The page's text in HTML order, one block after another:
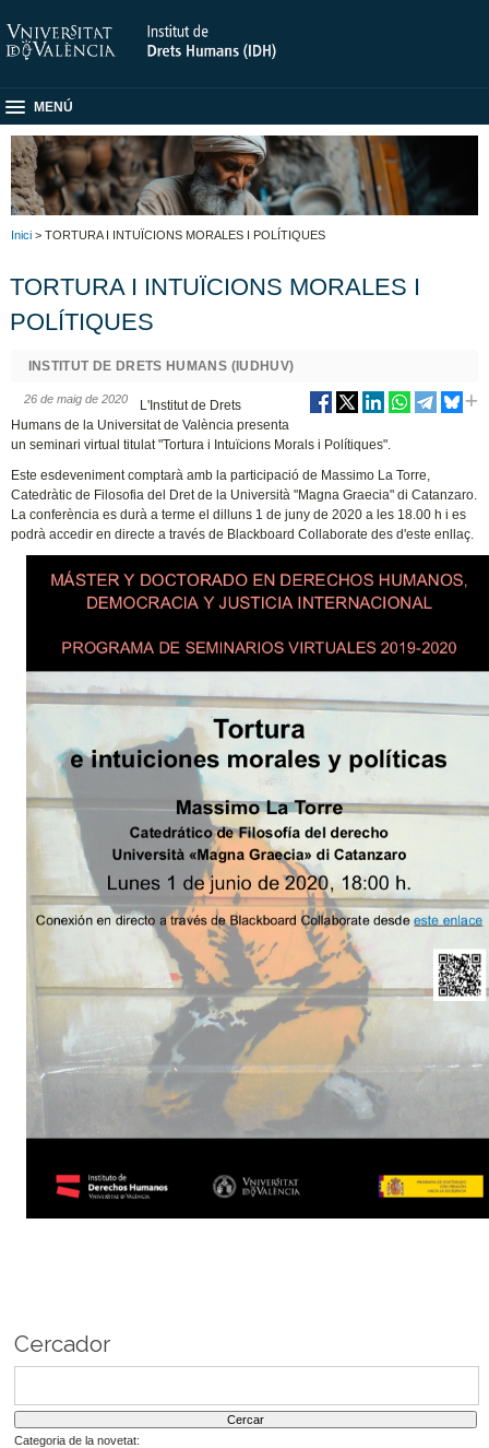
MENÚ
Inici > TORTURA I INTUÏCIONS MORALES I POLÍTIQUES
TORTURA I INTUÏCIONS MORALES I
POLÍTIQUES
INSTITUT DE DRETS HUMANS (IUDHUV)
26 de maig de 2020
L'Institut de Drets
Humans de la Universitat de València presenta
un seminari virtual titulat "Tortura i Intuïcions Morals i Polítiques".
Este esdeveniment comptarà amb la participació de Massimo La Torre,
Catedràtic de Filosofia del Dret de la Università "Magna Graecia" di Catanzaro.
La conferència es durà a terme el dilluns 1 de juny de 2020 a les 18.00 h i es
podrà accedir en directe a través de Blackboard Collaborate des d'este enllaç.
Cercador
Categoria de la novetat: